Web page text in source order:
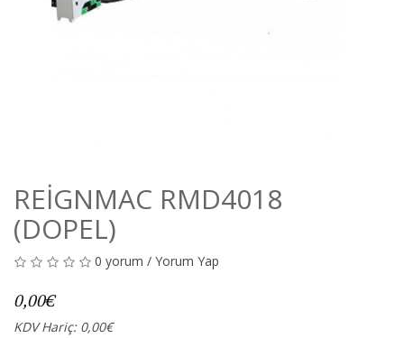
REIGNMAC RMD4018
(DOPEL)
0 yorum / Yorum Yap
0,00€
KDV Hariç: 0,00€